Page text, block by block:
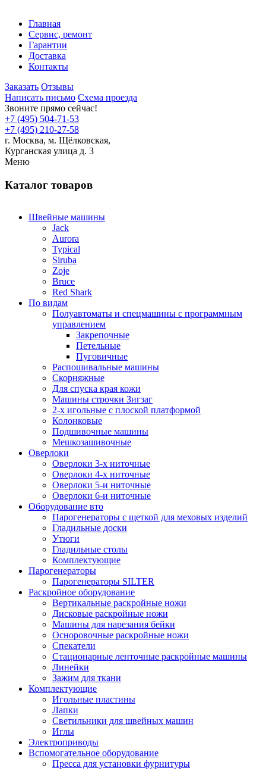
Главная
Сервис, ремонт
Гарантии
Доставка
Контакты
Заказать Отзывы
Написать письмо Схема проезда
Звоните прямо сейчас!
+7 (495) 504-71-53
+7 (495) 210-27-58
г. Москва, м. Щёлковская,
Курганская улица д. 3
Меню
Каталог товаров
Швейные машины
Jack
Aurora
Typical
Siruba
Zoje
Bruce
Red Shark
По видам
Полуавтоматы и спецмашины с программным
управлением
Закрепочные
Петельные
Пуговичные
Распошивальные машины
Скорняжные
Для спуска края кожи
Машины строчки Зигзаг
2-х игольные с плоской платформой
Колонковые
Подшивочные машины
Мешкозашивочные
Оверлоки
Оверлоки 3-х ниточные
Оверлоки 4-х ниточные
Оверлоки 5-и ниточные
Оверлоки 6-и ниточные
Оборудование вто
Парогенераторы с щеткой для меховых изделий
Гладильные доски
Утюги
Гладильные столы
Комплектующие
Парогенераторы
Парогенераторы SILTER
Раскройное оборудование
Вертикальные раскройные ножи
Дисковые раскройные ножи
Машины для нарезания бейки
Осноровочные раскройные ножи
Спекатели
Стационарные ленточные раскройные машины
Линейки
Зажим для ткани
Комплектующие
Игольные пластины
Лапки
Светильники для швейных машин
Иглы
Электроприводы
Вспомогательное оборудование
Пресса для установки фурнитуры